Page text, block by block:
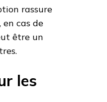
rassure
cas de
être un
les